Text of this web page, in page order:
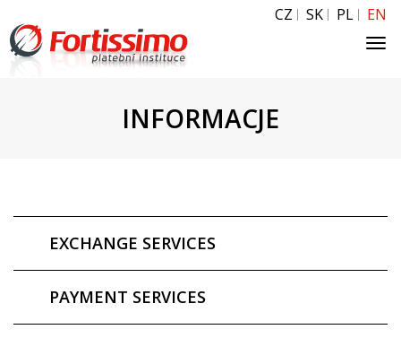
CZ SK PL EN
INFORMACJE
EXCHANGE SERVICES
PAYMENT SERVICES